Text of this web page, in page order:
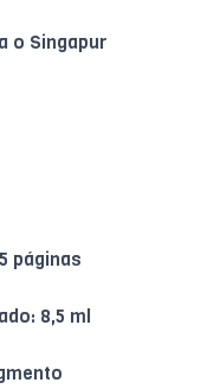
o Singapur
páginas
8,5 ml